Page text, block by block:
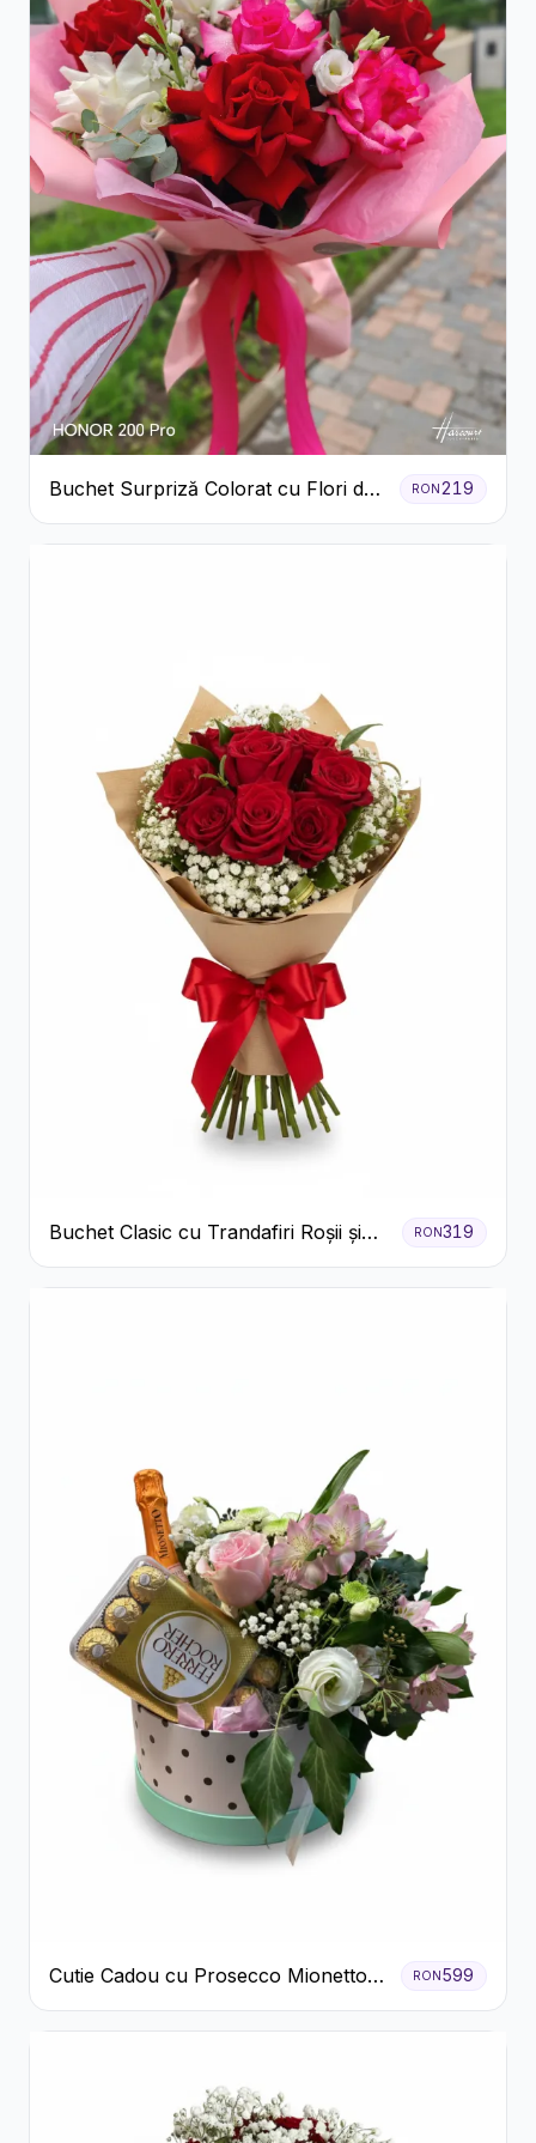
Buchet Surpriză Colorat cu Flori de
Sezon
RON219
Buchet Clasic cu Trandafiri Roșii și
Gypsophila
RON319
Cutie Cadou cu Prosecco Mionetto
Ferrero Rocher și Flori Pastelate
RON599